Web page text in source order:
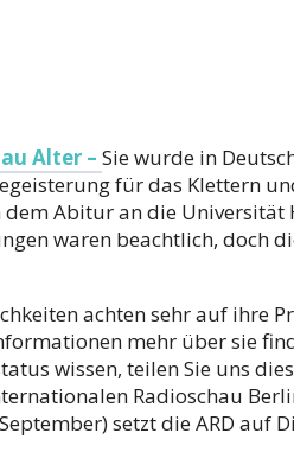
Alter – Sie wurde in
für das Klettern
dem Abitur an die
waren beachtlich, doch
achten sehr auf ihre
mehr über sie
wissen, teilen Sie uns
Radioschau
setzt die ARD auf